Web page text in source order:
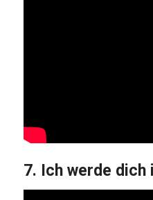
7. Ich werde dich